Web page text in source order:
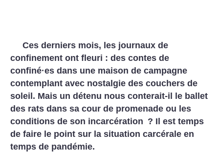
Ces derniers mois, les journaux de
confinement ont fleuri : des contes de
confiné·es dans une maison de campagne
contemplant avec nostalgie des couchers de
soleil. Mais un détenu nous conterait-il le ballet
des rats dans sa cour de promenade ou les
conditions de son incarcération ? Il est temps
de faire le point sur la situation carcérale en
temps de pandémie.